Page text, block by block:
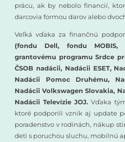
Vzdelávanie
prácu, ak by nebolo financií,
darcovia formou darov alebo
Veľká vďaka za finančnú
(fondu Dell, fondu MOBIS,
grantovému programu Srdce
ČSOB nadácii, Nadácii ESET,
Nadácii Pomoc Druhému,
Nadácii Volkswagen Slovakia,
Nadácii Televízie JOJ.Vďaka
ktoré podporili vznik aj update
poradenstvo v rodinách, nákup
deti s poruchou sluchu, mobilnú